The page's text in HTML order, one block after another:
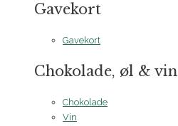
Gavekort
Gavekort
Chokolade, øl & vin
Chokolade
Vin